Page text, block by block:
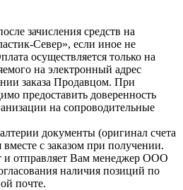
зачисления средств на
Север», если иное не
осуществляется только на
на электронный адрес
заказа Продавцом. При
предоставить доверенность
на сопроводительные
документы (оригинал счета
с заказом при получении.
и отправляет Вам менеджер ООО
наличия позиций по
почте.